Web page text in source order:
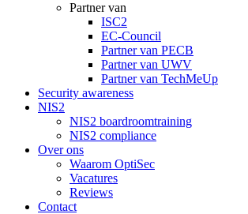
Partner van
ISC2
EC-Council
Partner van PECB
Partner van UWV
Partner van TechMeUp
Security awareness
NIS2
NIS2 boardroomtraining
NIS2 compliance
Over ons
Waarom OptiSec
Vacatures
Reviews
Contact